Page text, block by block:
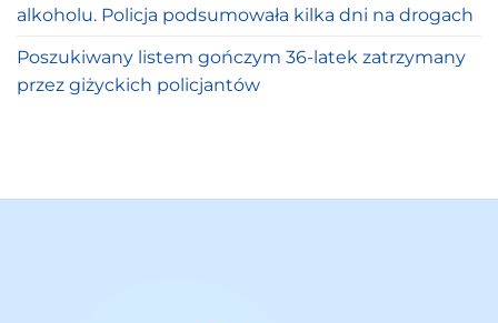
alkoholu. Policja podsumowała kilka dni na drogach
Poszukiwany listem gończym 36-latek zatrzymany
przez giżyckich policjantów